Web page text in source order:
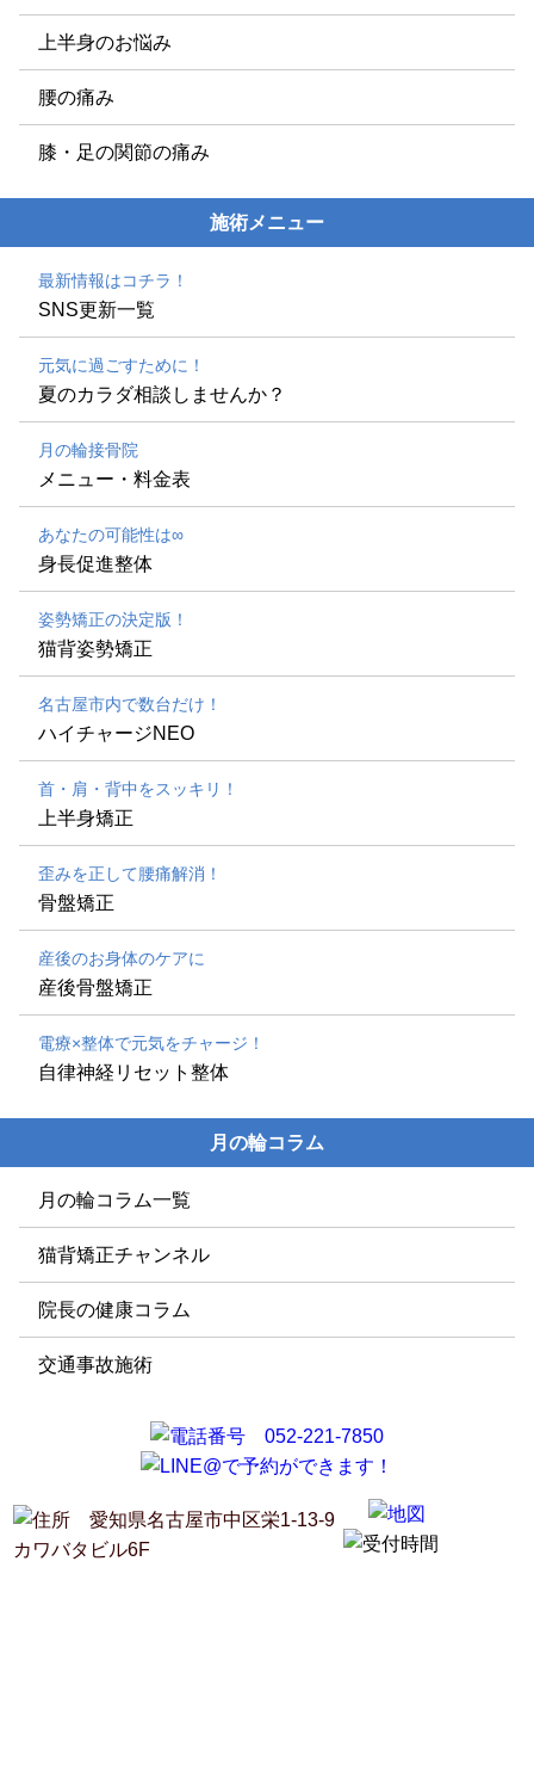
上半身のお悩み
腰の痛み
膝・足の関節の痛み
施術メニュー
最新情報はコチラ！
SNS更新一覧
元気に過ごすために！
夏のカラダ相談しませんか？
月の輪接骨院
メニュー・料金表
あなたの可能性は∞
身長促進整体
姿勢矯正の決定版！
猫背姿勢矯正
名古屋市内で数台だけ！
ハイチャージNEO
首・肩・背中をスッキリ！
上半身矯正
歪みを正して腰痛解消！
骨盤矯正
産後のお身体のケアに
産後骨盤矯正
電療×整体で元気をチャージ！
自律神経リセット整体
月の輪コラム
月の輪コラム一覧
猫背矯正チャンネル
院長の健康コラム
交通事故施術